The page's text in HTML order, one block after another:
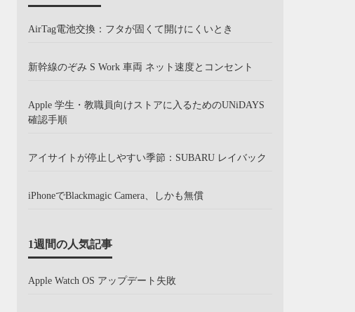
AirTag電池交換：フタが固くて開けにくいとき
新幹線のぞみ S Work 車両 ネット速度とコンセント
Apple 学生・教職員向けストアに入るためのUNiDAYS
確認手順
アイサイトが停止しやすい季節：SUBARU レイバック
iPhoneでBlackmagic Camera、しかも無償
1週間の人気記事
Apple Watch OS アップデート失敗